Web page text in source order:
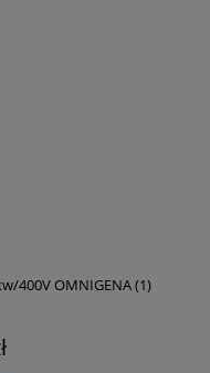
400V OMNIGENA (1)